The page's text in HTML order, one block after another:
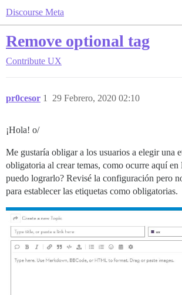
Discourse Meta
Remove optional tag
Contribute UX
pr0cesor 29 Febrero, 2020 02:10
1
¡Hola! o/
Me gustaría obligar a los usuarios a elegir una
obligatoria al crear temas, como ocurre aquí
puedo lograrlo? Revisé la configuración pero
para establecer las etiquetas como obligatorias.